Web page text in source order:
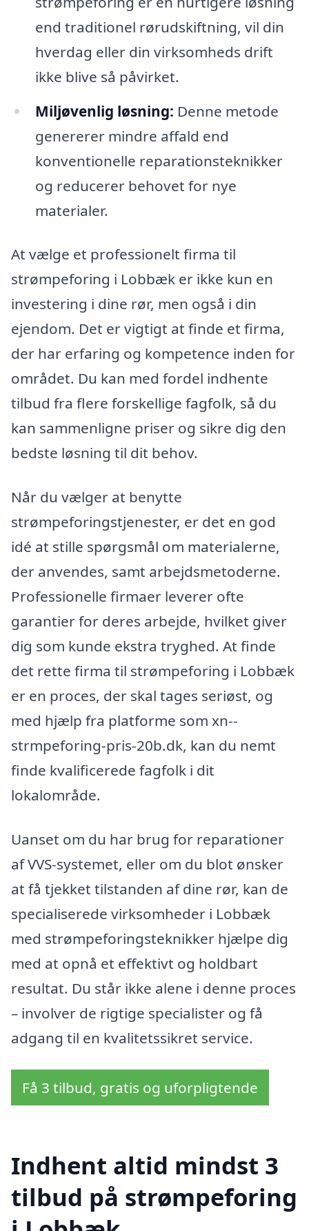
end traditionel rørudskiftning, vil din
hverdag eller din virksomheds drift
ikke blive så påvirket.
Miljøvenlig løsning: Denne metode
genererer mindre affald end
konventionelle reparationsteknikker
og reducerer behovet for nye
materialer.
At vælge et professionelt firma til
strømpeforing i Lobbæk er ikke kun en
investering i dine rør, men også i din
ejendom. Det er vigtigt at finde et firma,
der har erfaring og kompetence inden for
området. Du kan med fordel indhente
tilbud fra flere forskellige fagfolk, så du
kan sammenligne priser og sikre dig den
bedste løsning til dit behov.
Når du vælger at benytte
strømpeforingstjenester, er det en god
idé at stille spørgsmål om materialerne,
der anvendes, samt arbejdsmetoderne.
Professionelle firmaer leverer ofte
garantier for deres arbejde, hvilket giver
dig som kunde ekstra tryghed. At finde
det rette firma til strømpeforing i Lobbæk
er en proces, der skal tages seriøst, og
med hjælp fra platforme som xn--
strmpeforing-pris-20b.dk, kan du nemt
finde kvalificerede fagfolk i dit
lokalområde.
Uanset om du har brug for reparationer
af VVS-systemet, eller om du blot ønsker
at få tjekket tilstanden af dine rør, kan de
specialiserede virksomheder i Lobbæk
med strømpeforingsteknikker hjælpe dig
med at opnå et effektivt og holdbart
resultat. Du står ikke alene i denne proces
– involver de rigtige specialister og få
adgang til en kvalitetssikret service.
Få 3 tilbud, gratis og uforpligtende
Indhent altid mindst 3
tilbud på strømpeforing